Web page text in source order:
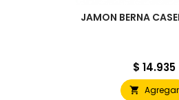
JAMON BERNA
Precio
$ 14.935
 Agregar